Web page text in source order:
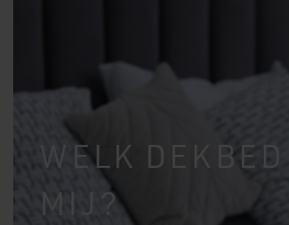
WELK DEKBED
MIJ?